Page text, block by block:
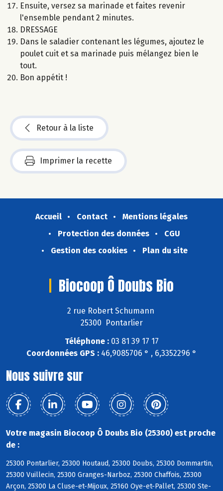
Ensuite, versez sa marinade et faites revenir
l'ensemble pendant 2 minutes.
DRESSAGE
Dans le saladier contenant les légumes, ajoutez le
poulet cuit et sa marinade puis mélangez bien le
tout.
Bon appétit !
Retour à la liste
Imprimer la recette
Accueil Contact
Mentions légales
Protection des données
CGU
Gestion des cookies
Plan du site
Biocoop Ô Doubs Bio
2 rue Robert Schumann
25300 Pontarlier
Téléphone :03 81 39 17 17
Coordonnées GPS : 46,9085706 ° , 6,3352296 °
Nous suivre sur
Votre magasin Biocoop Ô Doubs Bio (25300) est proche
de :
25300 Pontarlier, 25300 Houtaud, 25300 Doubs, 25300 Dommartin,
25300 Vuillecin, 25300 Granges-Narboz, 25300 Chaffois, 25300
Arçon, 25300 La Cluse-et-Mijoux, 25160 Oye-et-Pallet, 25300 Ste-